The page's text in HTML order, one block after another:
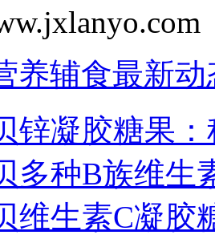
养辅食最新动
锌凝胶糖果
多种B族维生
维生素C凝胶